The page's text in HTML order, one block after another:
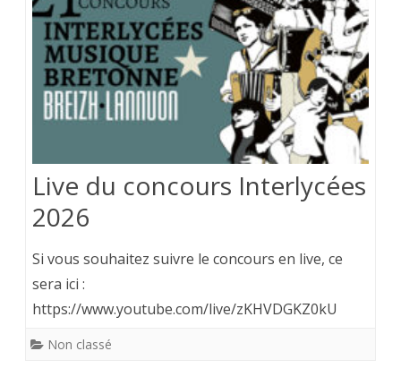
Live du concours Interlycées
2026
Si vous souhaitez suivre le concours en live, ce
sera ici :
https://www.youtube.com/live/zKHVDGKZ0kU
Non classé